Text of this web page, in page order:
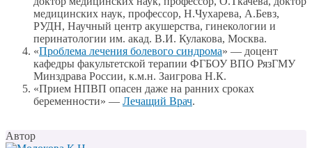
медицинских наук, профессор, Н.Чухарева, А.Бевз,
РУДН, Научный центр акушерства, гинекологии и
перинатологии им. акад. В.И. Кулакова, Москва.
«Проблема лечения болевого синдрома» — доцент
кафедры факультетской терапии ФГБОУ ВПО РязГМУ
Минздрава России, к.м.н. Заигрова Н.К.
«Прием НПВП опасен даже на ранних сроках
беременности» — Лечащий Врач.
Автор